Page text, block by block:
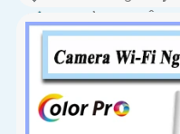
️📢 Đặt Điểm :Thu Âm